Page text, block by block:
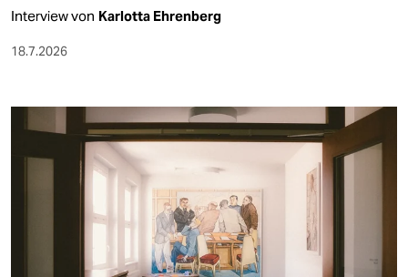
Interview von Karlotta Ehrenberg
18.7.2026